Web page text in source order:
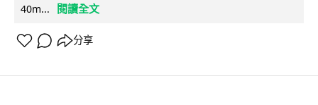
40m...
閱讀全文
分享